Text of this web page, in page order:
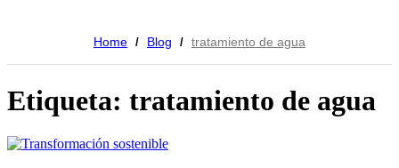
Home / Blog / tratamiento de agua
Etiqueta: tratamiento de agua